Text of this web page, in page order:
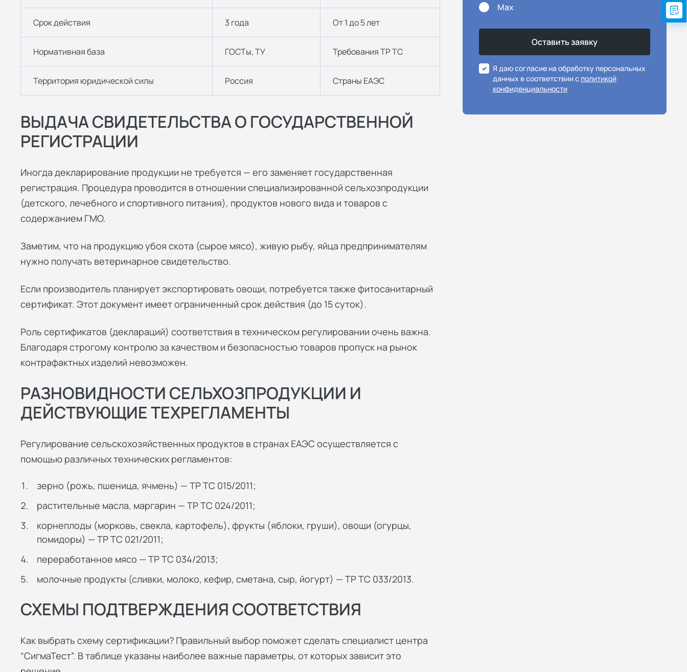
Срок действия 3 года От 1 до 5 лет
Нормативная база ГОСТы, ТУ Требования ТР ТС
Территория юридической силы Россия Страны ЕАЭС
ВЫДАЧА СВИДЕТЕЛЬСТВА О ГОСУДАРСТВЕННОЙ
РЕГИСТРАЦИИ
Иногда декларирование продукции не требуется — его заменяет государственная
регистрация. Процедура проводится в отношении специализированной сельхозпродукции
(детского, лечебного и спортивного питания), продуктов нового вида и товаров с
содержанием ГМО.
Заметим, что на продукцию убоя скота (сырое мясо), живую рыбу, яйца предпринимателям
нужно получать ветеринарное свидетельство.
Если производитель планирует экспортировать овощи, потребуется также фитосанитарный
сертификат. Этот документ имеет ограниченный срок действия (до 15 суток).
Роль сертификатов (деклараций) соответствия в техническом регулировании очень важна.
Благодаря строгому контролю за качеством и безопасностью товаров пропуск на рынок
контрафактных изделий невозможен.
РАЗНОВИДНОСТИ СЕЛЬХОЗПРОДУКЦИИ И
ДЕЙСТВУЮЩИЕ ТЕХРЕГЛАМЕНТЫ
Регулирование сельскохозяйственных продуктов в странах ЕАЭС осуществляется с
помощью различных технических регламентов:
зерно (рожь, пшеница, ячмень) — ТР ТС 015/2011;
растительные масла, маргарин — ТР ТС 024/2011;
корнеплоды (морковь, свекла, картофель), фрукты (яблоки, груши), овощи (огурцы,
помидоры) — ТР ТС 021/2011;
переработанное мясо — ТР ТС 034/2013;
молочные продукты (сливки, молоко, кефир, сметана, сыр, йогурт) — ТР ТС 033/2013.
СХЕМЫ ПОДТВЕРЖДЕНИЯ СООТВЕТСТВИЯ
Как выбрать схему сертификации? Правильный выбор поможет сделать специалист центра
“СигмаТест”. В таблице указаны наиболее важные параметры, от которых зависит это
Max
Я даю согласие на обработку персональных
данных в соответствии с политикой
конфиденциальности